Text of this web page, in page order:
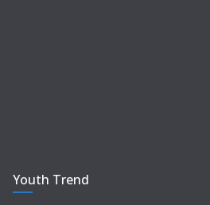
Youth Trend